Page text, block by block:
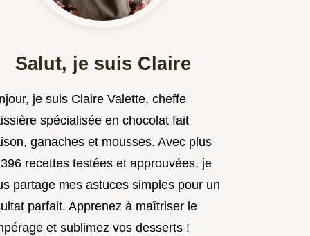
Salut, je suis Claire
je suis Claire Valette, cheffe
spécialisée en chocolat fait
ganaches et mousses. Avec plus
recettes testées et approuvées, je
partage mes astuces simples pour un
parfait. Apprenez à maîtriser le
et sublimez vos desserts !